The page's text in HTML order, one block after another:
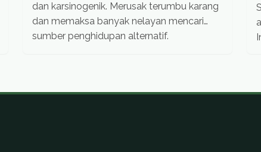
dan karsinogenik. Merusak terumbu karang
dan memaksa banyak nelayan mencari
sumber penghidupan alternatif.